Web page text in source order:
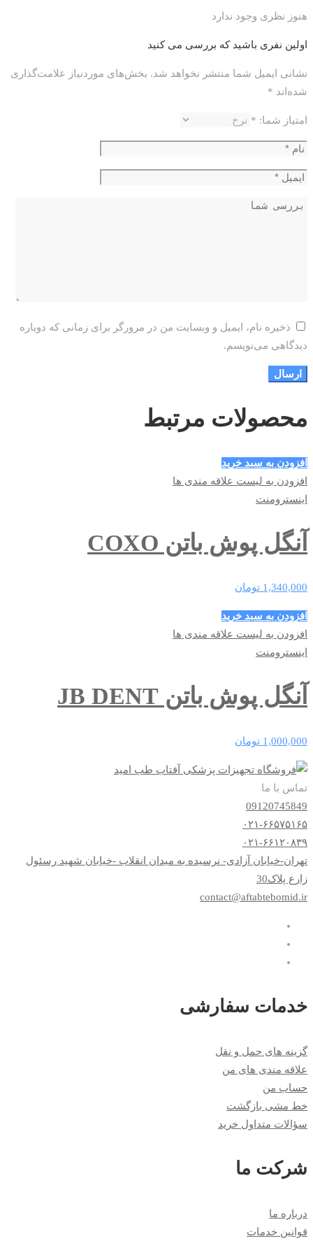
هنوز نظری وجود ندارد
اولین نفری باشید که بررسی می کنید
نشانی ایمیل شما منتشر نخواهد شد. بخش‌های موردنیاز علامت‌گذاری
شده‌اند *
امتیاز شما: *
ذخیره نام، ایمیل و وبسایت من در مرورگر برای زمانی که دوباره
دیدگاهی می‌نویسم.
محصولات مرتبط
افزودن به سبد خرید
افزودن به لیست علاقه مندی ها
اینسترومنت
آنگل پوش باتن COXO
1,340,000 تومان
افزودن به سبد خرید
افزودن به لیست علاقه مندی ها
اینسترومنت
آنگل پوش باتن JB DENT
1,000,000 تومان
تماس با ما
09120745849
۰۲۱-۶۶۵۷۵۱۶۵
۰۲۱-۶۶۱۲۰۸۳۹
تهران-خیابان آزادی- نرسیده به میدان انقلاب -خیابان شهید رسئول
زارع پلاک30
contact@aftabtebomid.ir
خدمات سفارشی
گزینه های حمل و نقل
علاقه مندی های من
حساب من
خط مشی بازگشت
سؤالات متداول خرید
شرکت ما
درباره ما
قوانین خدمات